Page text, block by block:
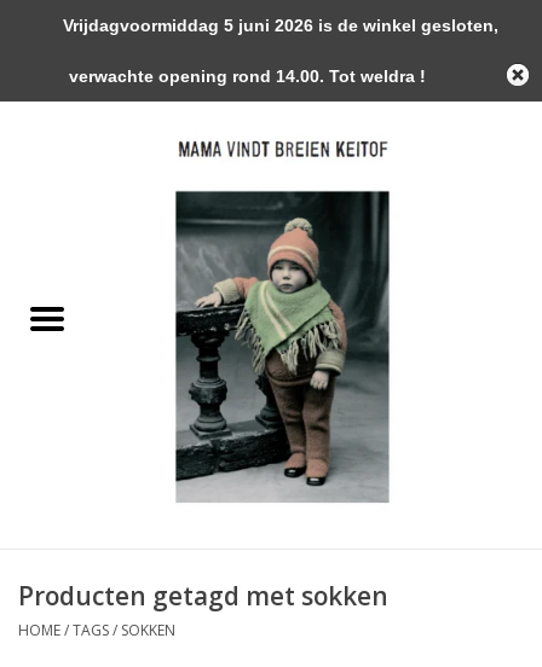
0 Artikelen - €0,00
Handwerk Toebehoren
Magazines / Patronen / Boeken
Producten getagd met sokken
HOME/TAGS/ SOKKEN
Vrijdagvoormiddag 5 juni 2026 is de winkel gesloten,
verwachte opening rond 14.00. Tot weldra !